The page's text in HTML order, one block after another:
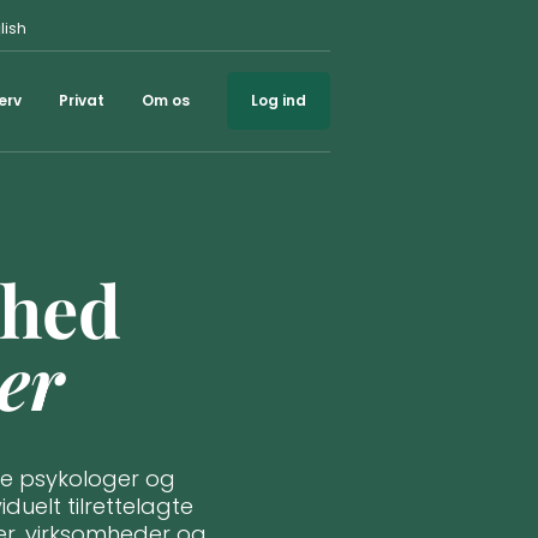
Privat Om os Log ind
psykologer og
tilrettelagte